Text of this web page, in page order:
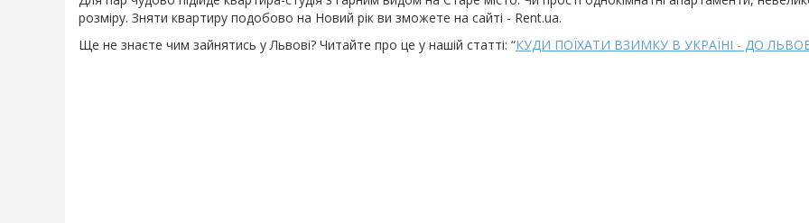
розміру. Зняти квартиру подобово на Новий рік ви зможете на сайті - Rent.ua.
Ще не знаєте чим зайнятись у Львові? Читайте про це у нашій статті: “КУДИ ПОЇХАТИ ВЗИМКУ В УКРАЇНІ - ДО